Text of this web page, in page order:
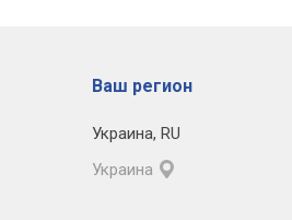
Ваш регион
Украина, RU
Украина